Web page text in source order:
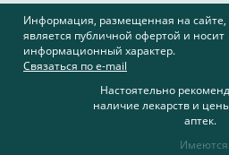
Информация, размещенная на сайте,
является публичной офертой и носит
информационный характер.
Связаться по e-mail
Настоятельно
наличие лекарств и
аптек.
Имеются